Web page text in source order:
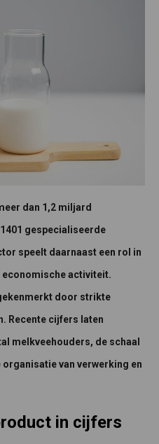
dan 1,2 miljard
gespecialiseerde
speelt daarnaast een rol in
activiteit.
door strikte
Recente cijfers laten
melkveehouders, de schaal
van verwerking en
in cijfers